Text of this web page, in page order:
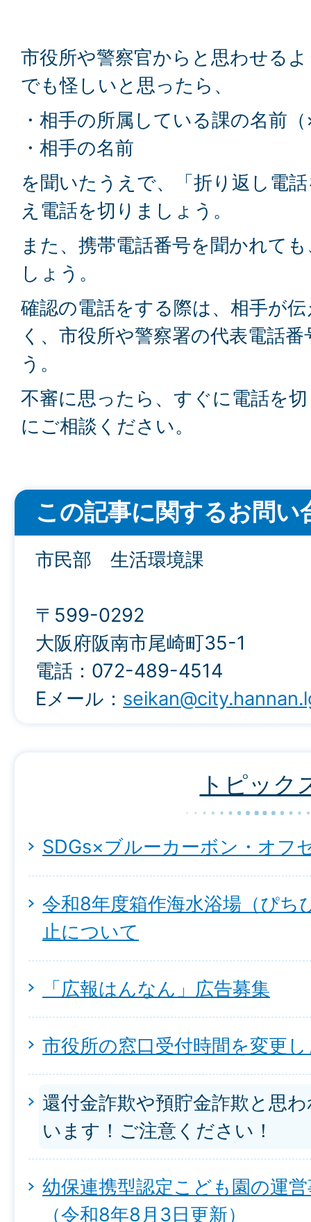
市役所や警察官からと思わせる
でも怪しいと思ったら、
・相手の所属している課の名
・相手の名前
を聞いたうえで、「折り返し電
え電話を切りましょう。
また、携帯電話番号を聞かれて
しょう。
確認の電話をする際は、相手が
く、市役所や警察署の代表電話
う。
不審に思ったら、すぐに電話を
にご相談ください。
この記事に関するお問い
市民部 生活環境課
〒599-0292
大阪府阪南市尾崎町35-1
電話：072-489-4514
Eメール：
トピック
SDGs×ブルーカーボン・オフ
令和8年度箱作海水浴場（ぴち
止について
「広報はんなん」広告募集
市役所の窓口受付時間を変更
還付金詐欺や預貯金詐欺と思
います！ご注意ください！
幼保連携型認定こども園の運
（令和8年8月3日更新）